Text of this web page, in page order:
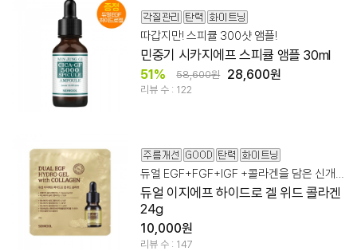
따갑지만! 스피큘 300샷 앰플!
민중기 시카지에프 스피큘 앰플 30ml
51% 58,600원 28,600원
리뷰 수 : 122
듀얼 EGF+FGF+IGF +콜라겐을 담은 신개념 에이징 멀티 케어
듀얼 이지에프 하이드로 겔 위드 콜라겐
24g
10,000원
리뷰 수 : 147